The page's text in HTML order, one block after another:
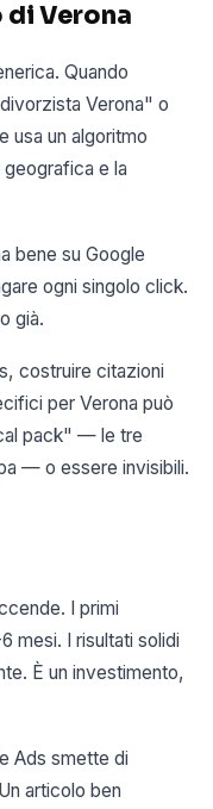
di Verona
Quando
Verona" o
usa un algoritmo
e la
bene su Google
ogni singolo click.
già.
costruire citazioni
per Verona può
pack" — le tre
— o essere invisibili.
I primi
mesi. I risultati solidi
È un investimento,
Ads smette di
articolo ben